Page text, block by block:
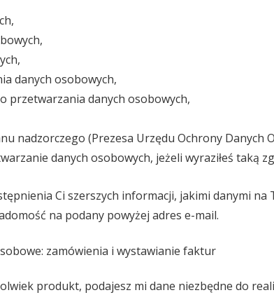
danych osobowych,
przetwarzania danych osobowych,
nadzorczego (Prezesa Urzędu Ochrony Danych
danych osobowych, jeżeli wyraziłeś taką
Ci szerszych informacji, jakimi danymi
na podany powyżej adres e-mail.
zamówienia i wystawianie faktur
produkt, podajesz mi dane niezbędne do